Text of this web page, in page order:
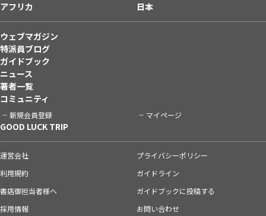
アフリカ
日本
ウェブマガジン
特派員ブログ
ガイドブック
ニュース
著者一覧
コミュニティ
新規会員登録 マイページ
GOOD LUCK TRIP
運営会社
プライバシーポリシー
利用規約
ガイドライン
書店御担当者様へ
ガイドブックに投稿する
採用情報
お問い合わせ